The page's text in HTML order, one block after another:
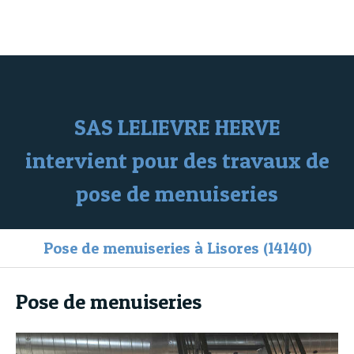
SAS LELIEVRE HERVE
intervient pour des travaux de
pose de menuiseries
Pose de menuiseries à Lisores (14140)
Pose de menuiseries